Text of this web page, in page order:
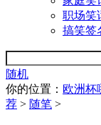
职场笑
搞笑签
随机
你的位置： 欧洲杯
荐 > 随笔 >